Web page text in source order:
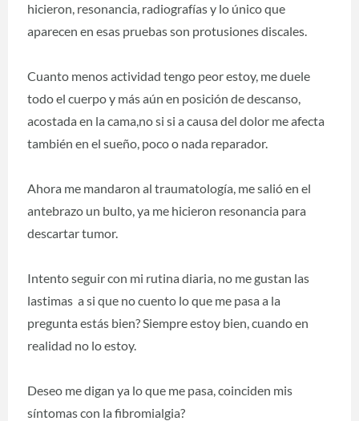
hicieron, resonancia, radiografías y lo único que
aparecen en esas pruebas son protusiones discales.
Cuanto menos actividad tengo peor estoy, me duele
todo el cuerpo y más aún en posición de descanso,
acostada en la cama,no si si a causa del dolor me afecta
también en el sueño, poco o nada reparador.
Ahora me mandaron al traumatología, me salió en el
antebrazo un bulto, ya me hicieron resonancia para
descartar tumor.
Intento seguir con mi rutina diaria, no me gustan las
lastimas a si que no cuento lo que me pasa a la
pregunta estás bien? Siempre estoy bien, cuando en
realidad no lo estoy.
Deseo me digan ya lo que me pasa, coinciden mis
síntomas con la fibromialgia?